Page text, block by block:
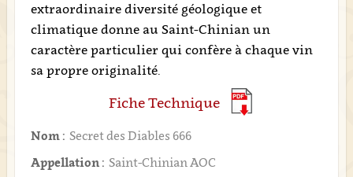
extraordinaire diversité géologique et
climatique donne au Saint-Chinian un
caractère particulier qui confère à chaque vin
sa propre originalité.
Fiche Technique
Nom : Secret des Diables 666
Appellation : Saint-Chinian AOC